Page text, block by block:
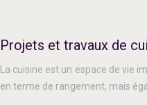
Projets et travaux de
La cuisine est un espace de vie
en terme de rangement, mais